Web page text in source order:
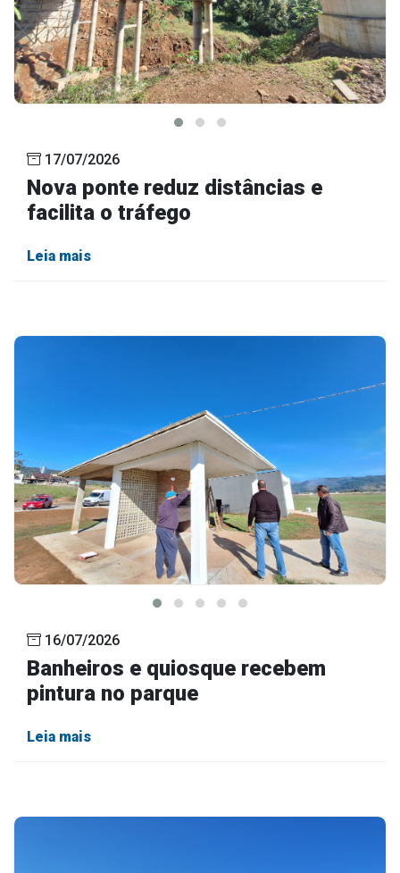
17/07/2026
Nova ponte reduz distâncias e
facilita o tráfego
Leia mais
16/07/2026
Banheiros e quiosque recebem
pintura no parque
Leia mais